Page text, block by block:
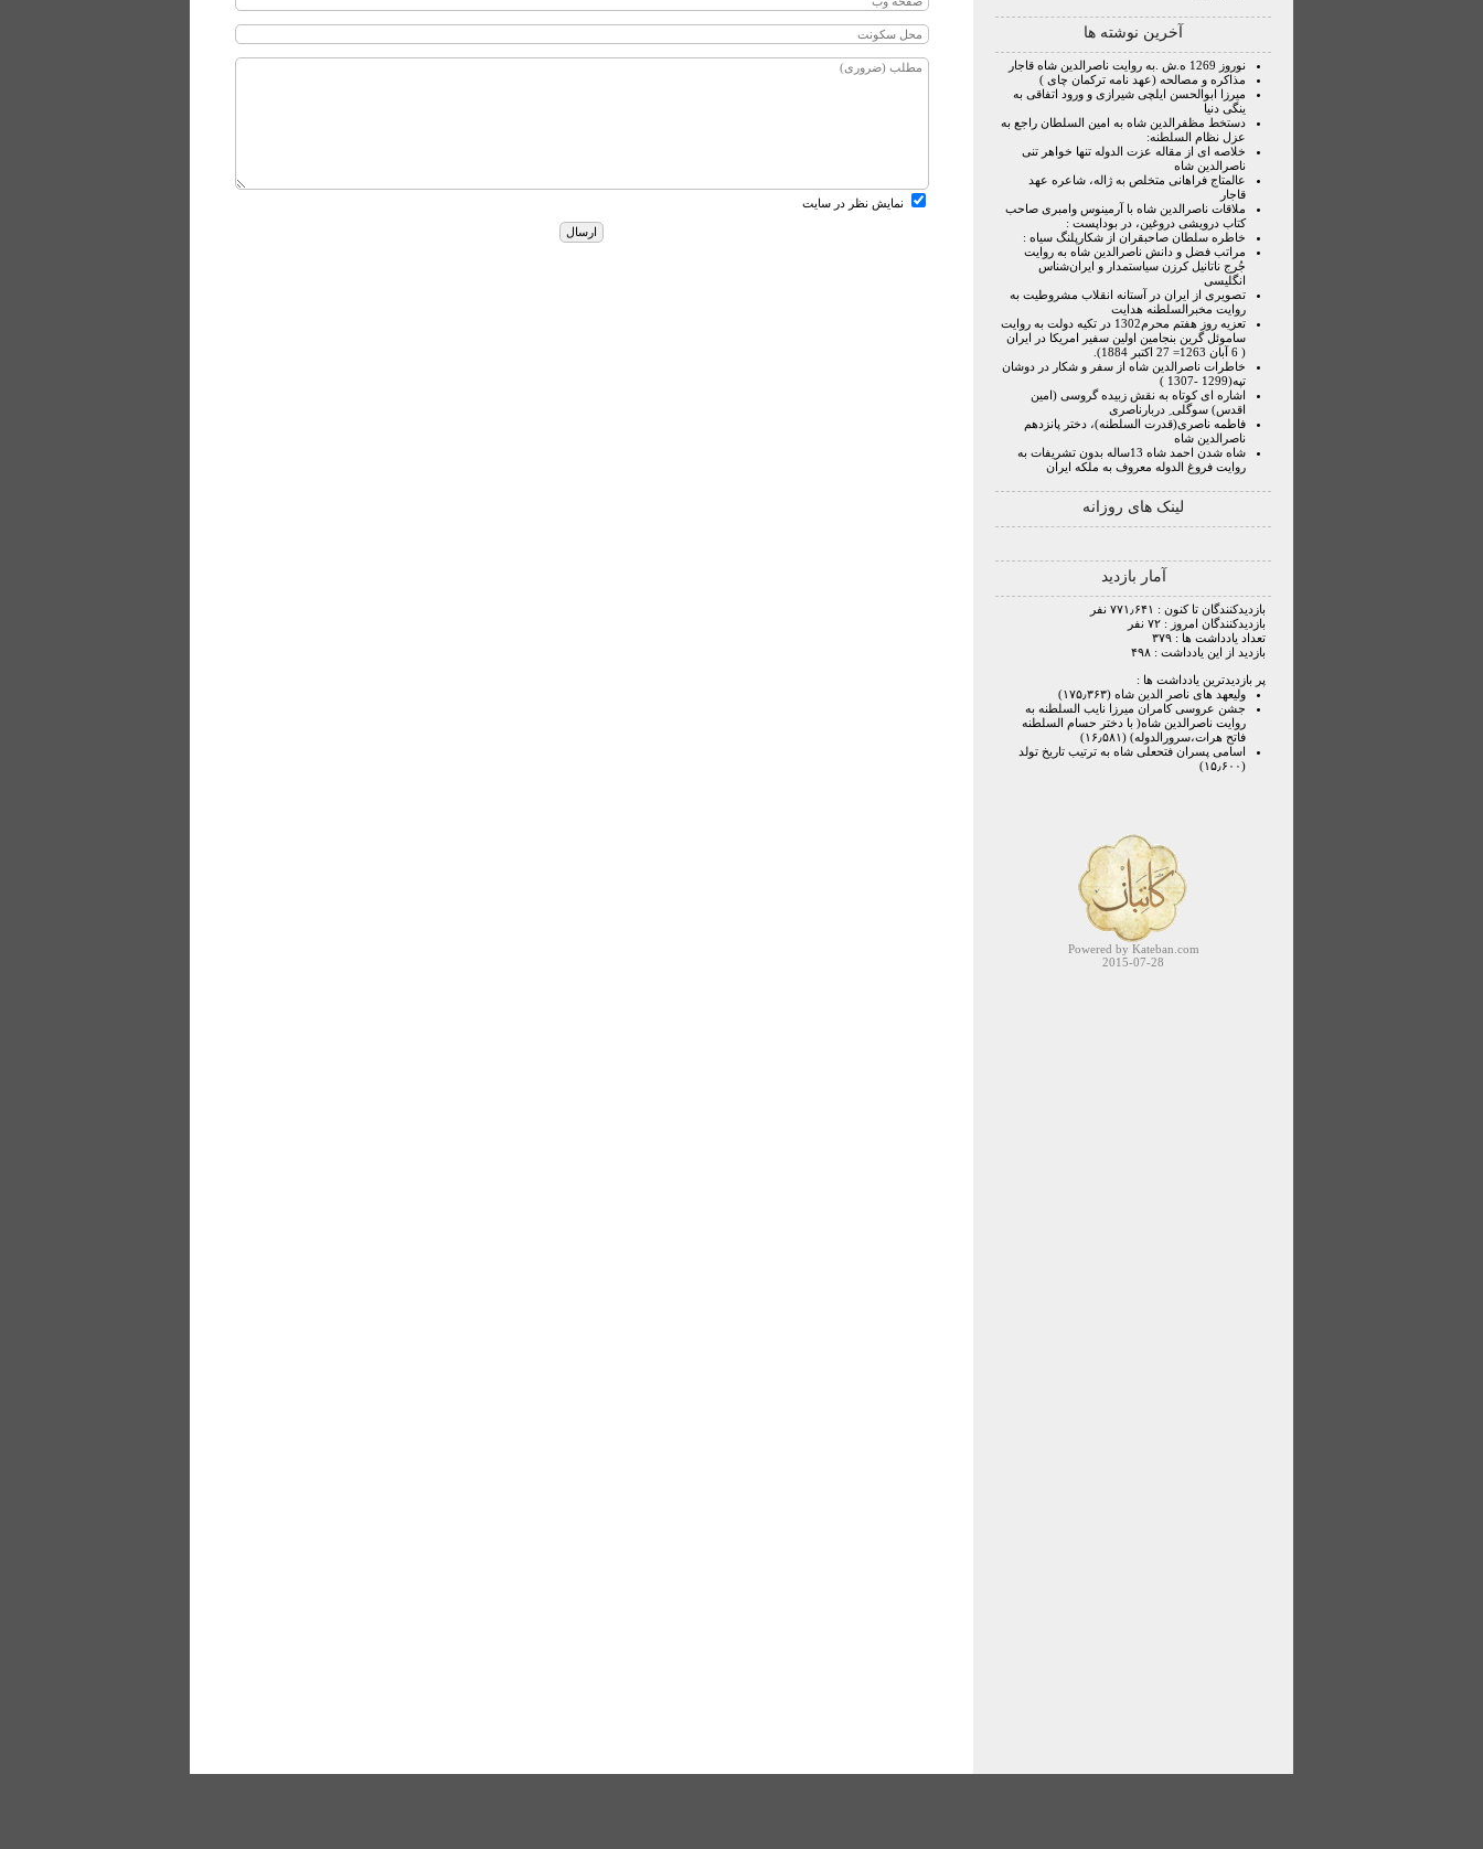
آخرین نوشته ها
نوروز 1269 ه.ش .به روایت ناصرالدین شاه قاجار
مذاکره و مصالحه (عهد نامه ترکمان چای )
میرزا ابوالحسن ایلچی شیرازی و ورود اتفاقی به
ینگی دنیا
دستخط مظفرالدین شاه به امین السلطان راجع به
عزل نظام السلطنه:
خلاصه ای از مقاله عزت الدوله تنها خواهر تنی
ناصرالدین شاه
عالمتاج فراهانی متخلص به ژاله، شاعره عهد
قاجار
ملاقات ناصرالدین شاه با آرمینوس وامبری صاحب
کتاب درویشی دروغین، در بوداپست :
خاطره سلطان صاحبقران از شکارپلنگ سیاه :
مراتب فضل و دانش ناصرالدین شاه به روایت
جُرج ناتانیل کرزن سیاستمدار و ایران‌شناس
انگلیسی
تصویری از ایران در آستانه انقلاب مشروطیت به
روایت مخبرالسلطنه هدایت
تعزیه روز هفتم محرم1302 در تکیه دولت به روایت
ساموئل گرین بنجامین اولین سفیر امریکا در ایران
( 6 آبان 1263= 27 اکتبر 1884).
خاطرات ناصرالدین شاه از سفر و شکار در دوشان
تپه(1299 -1307 )
اشاره ای کوتاه به نقش زبیده گروسی (امین
اقدس) سوگلی ِ دربارناصری
فاطمه ناصری(قدرت السلطنه)، دختر پانزدهم
ناصرالدین شاه
شاه شدن احمد شاه 13ساله بدون تشریفات به
روایت فروغ الدوله معروف به ملکه ایران
لینک های روزانه
آمار بازدید
بازدیدکنندگان تا کنون : ۷۷۱٫۶۴۱ نفر
بازدیدکنندگان امروز : ۷۲ نفر
تعداد یادداشت ها : ۳۷۹
بازدید از این یادداشت : ۴۹۸
پر بازدیدترین یادداشت ها :
ولیعهد های ناصر الدین شاه (۱۷۵٫۳۶۳)
جشن عروسی کامران میرزا نایب السلطنه به
روایت ناصرالدین شاه( با دختر حسام السلطنه
فاتح هرات،سرورالدوله) (۱۶٫۵۸۱)
اسامی پسران فتحعلی شاه به ترتیب تاریخ تولد
(۱۵٫۶۰۰)
Powered by Kateban.com
2015-07-28
نمایش نظر در سایت